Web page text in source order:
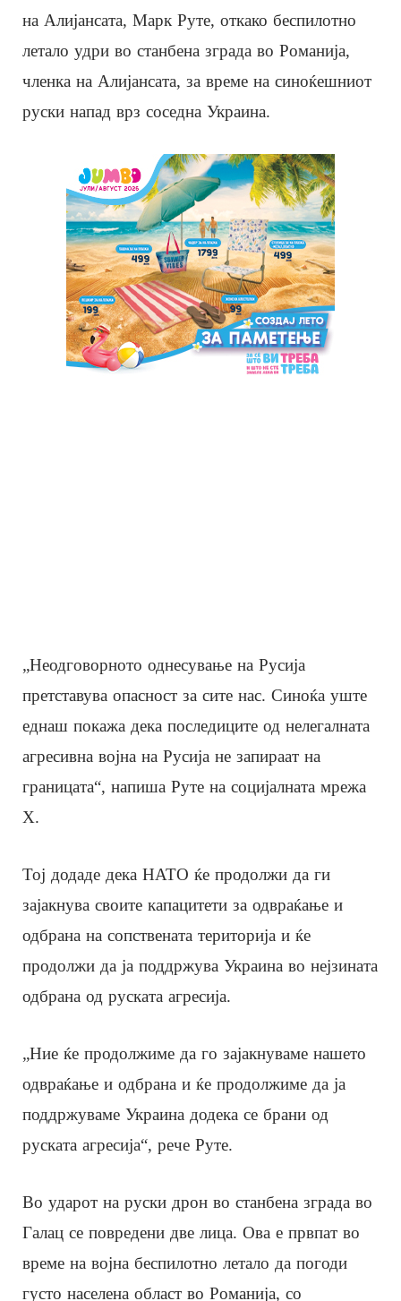
на Алијансата, Марк Руте, откако беспилотно
летало удри во станбена зграда во Романија,
членка на Алијансата, за време на синоќешниот
руски напад врз соседна Украина.
„Неодговорното однесување на Русија
претставува опасност за сите нас. Синоќа уште
еднаш покажа дека последиците од нелегалната
агресивна војна на Русија не запираат на
границата“, напиша Руте на социјалната мрежа
X.
Тој додаде дека НАТО ќе продолжи да ги
зајакнува своите капацитети за одвраќање и
одбрана на сопствената територија и ќе
продолжи да ја поддржува Украина во нејзината
одбрана од руската агресија.
„Ние ќе продолжиме да го зајакнуваме нашето
одвраќање и одбрана и ќе продолжиме да ја
поддржуваме Украина додека се брани од
руската агресија“, рече Руте.
Во ударот на руски дрон во станбена зграда во
Галац се повредени две лица. Ова е првпат во
време на војна беспилотно летало да погоди
густо населена област во Романија, со